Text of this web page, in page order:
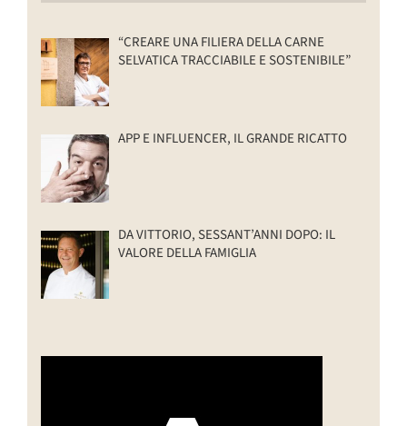
“CREARE UNA FILIERA DELLA CARNE
SELVATICA TRACCIABILE E SOSTENIBILE”
APP E INFLUENCER, IL GRANDE RICATTO
DA VITTORIO, SESSANT’ANNI DOPO: IL
VALORE DELLA FAMIGLIA